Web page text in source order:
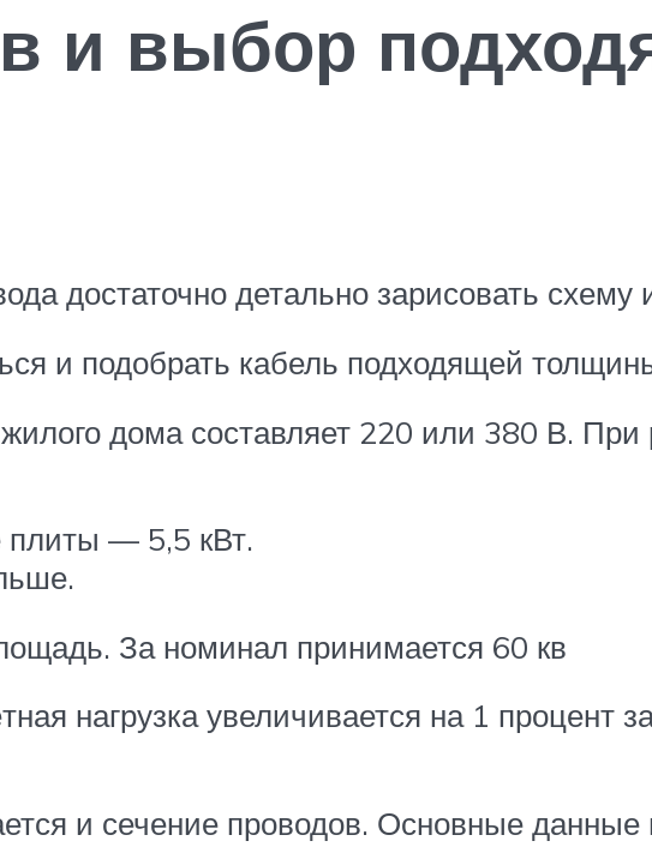
и выбор
достаточно детально зарисовать
и подобрать кабель подходящей
дома составляет 220 или 380 В. При
плиты — 5,5 кВт.
За номинал принимается 60 кв
нагрузка увеличивается на 1 процент
и сечение проводов. Основные